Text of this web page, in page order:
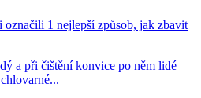
označili 1 nejlepší způsob, jak zbavit
a při čištění konvice po něm lidé